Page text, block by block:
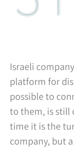
Israeli
platform for
possible to
to them, is still
time it is the
company, but